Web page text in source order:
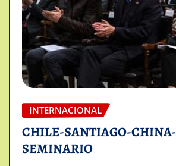
INTERNACIONAL
CHILE-SANTIAGO-CHINA-
SEMINARIO